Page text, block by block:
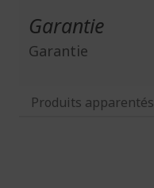
Garantie
Garantie
Produits apparentés